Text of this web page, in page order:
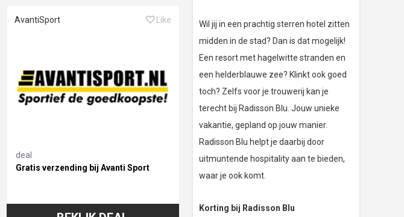
AvantiSport Like
deal
Gratis verzending bij Avanti Sport
Wil jij in een prachtig sterren hotel zitten
midden in de stad? Dan is dat mogelijk!
Een resort met hagelwitte stranden en
een helderblauwe zee? Klinkt ook goed
toch? Zelfs voor je trouwerij kan je
terecht bij Radisson Blu. Jouw unieke
vakantie, gepland op jouw manier.
Radisson Blu helpt je daarbij door
uitmuntende hospitality aan te bieden,
waar je ook komt.
Korting bij Radisson Blu